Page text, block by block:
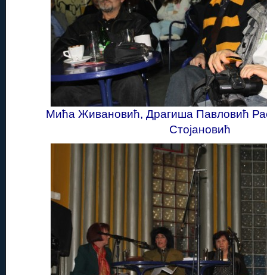
Мића Живановић, Драгиша Павловић
Стојановић